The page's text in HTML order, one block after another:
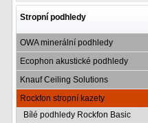
Stropní podhledy
OWA minerální podhledy
Ecophon akustické podhledy
Knauf Ceiling Solutions
Rockfon stropní kazety
Bílé podhledy Rockfon Basic